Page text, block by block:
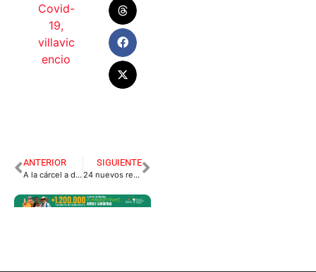
Covid-
19,
villavic
encio
ANTERIOR
A la cárcel a dos extorsionistas en Vistahermosa
SIGUIENTE
24 nuevos respiradores para atender emergencia en Villavicencio.